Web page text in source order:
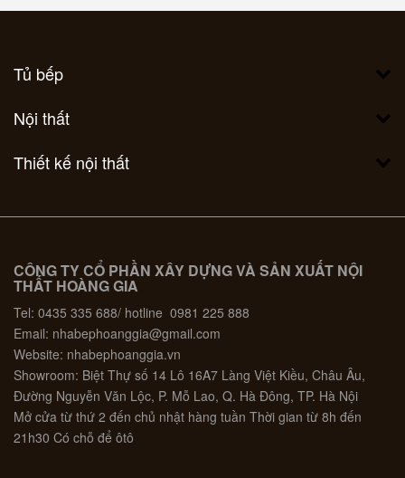
Tủ bếp
Nội thất
Thiết kế nội thất
CÔNG TY CỔ PHẦN XÂY DỰNG VÀ SẢN XUẤT NỘI
THẤT HOÀNG GIA
Tel: 0435 335 688/ hotline 0981 225 888
Email: nhabephoanggia@gmail.com
Website: nhabephoanggia.vn
Showroom: Biệt Thự số 14 Lô 16A7 Làng Việt Kiều, Châu Âu,
Đường Nguyễn Văn Lộc, P. Mỗ Lao, Q. Hà Đông, TP. Hà Nội
Mở cửa từ thứ 2 đến chủ nhật hàng tuần Thời gian từ 8h đến
21h30 Có chỗ để ôtô